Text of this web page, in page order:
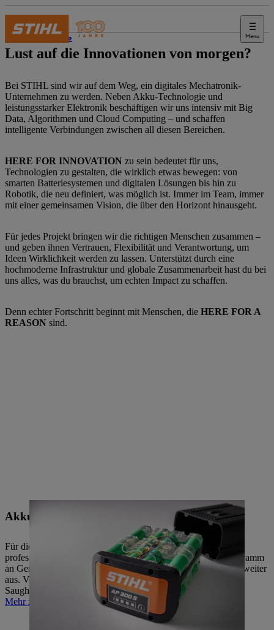
Menu
Karriere
Lust auf die Innovationen von morgen?
Bei STIHL sind wir auf dem Weg, ein digitales Mechatronik-
Unternehmen zu werden. Neben Akku-Technologie und
leistungsstarker Elektronik beschäftigen wir uns intensiv mit Big
Data, Algorithmen und Cloud Computing – und schaffen
intelligente Verbindungen zwischen all diesen Bereichen.
HERE FOR INNOVATION zu sein bedeutet für uns,
Technologien zu gestalten, die wirklich etwas bewegen: von
smarten Batteriesystemen und digitalen Lösungen bis hin zu
Robotik, die neu definiert, was möglich ist. Immer im Team, immer
mit einer gemeinsamen Vision, die über den Horizont hinausgeht.
Für jedes Projekt bringen wir die richtigen Menschen zusammen –
und geben ihnen Vertrauen, Flexibilität und Verantwortung, um
Ideen Wirklichkeit werden zu lassen. Unterstützt durch eine
hochmoderne Infrastruktur und globale Zusammenarbeit hast du bei
uns alles, was du brauchst, um echten Impact zu schaffen.
Denn echter Fortschritt beginnt mit Menschen, die HERE FOR A
REASON sind.
Akku-Technologie
Für die Gartenarbeit genauso wie für die unterschiedlichsten
professionellen Anwendungen: STIHL baut sein Produktprogramm
an Geräten mit zukunftsorientierter Akku-Technologie immer weiter
aus. Vom Robotermähsystem iMOW über Heckenschere und
Saughäcksler bis zur elektrisch angetriebenen Motorsäge.
Mehr zu Akku-Technologie